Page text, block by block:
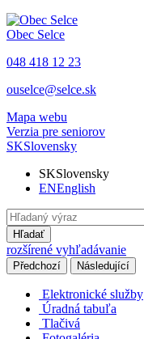
Obec Selce
048 418 12 23
ouselce@selce.sk
Mapa webu
Verzia pre seniorov
SKSlovensky
SKSlovensky
ENEnglish
Hľadať
rozšírené vyhľadávanie
Předchozí Následující
Elektronické služby
Úradná tabuľa
Tlačivá